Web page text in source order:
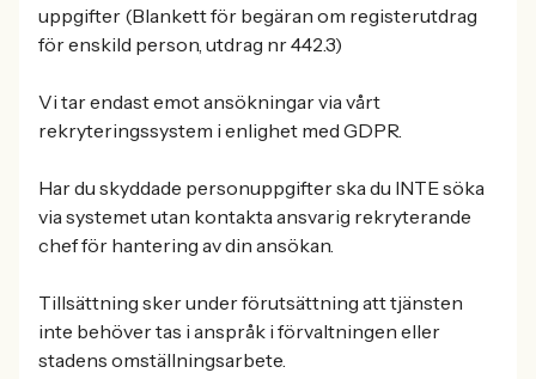
uppgifter (Blankett för begäran om registerutdrag
för enskild person, utdrag nr 442.3)
Vi tar endast emot ansökningar via vårt
rekryteringssystem i enlighet med GDPR.
Har du skyddade personuppgifter ska du INTE söka
via systemet utan kontakta ansvarig rekryterande
chef för hantering av din ansökan.
Tillsättning sker under förutsättning att tjänsten
inte behöver tas i anspråk i förvaltningen eller
stadens omställningsarbete.